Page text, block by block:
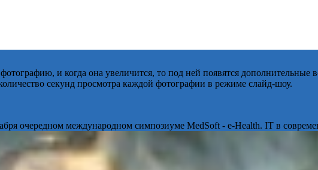
и когда она увеличится, то под ней появятся дополнительные
секунд просмотра каждой фотографии в режиме слайд-шоу.
очередном международном симпозиуме MedSoft - e-Health. IT в